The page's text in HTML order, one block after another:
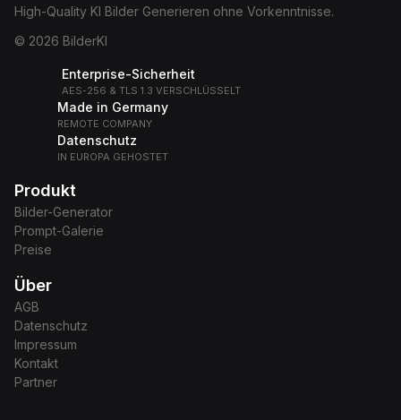
High-Quality KI Bilder Generieren ohne Vorkenntnisse.
© 2026 BilderKI
Enterprise-Sicherheit
AES-256 & TLS 1.3 VERSCHLÜSSELT
Made in Germany
REMOTE COMPANY
Datenschutz
IN EUROPA GEHOSTET
Produkt
Bilder-Generator
Prompt-Galerie
Preise
Über
AGB
Datenschutz
Impressum
Kontakt
Partner